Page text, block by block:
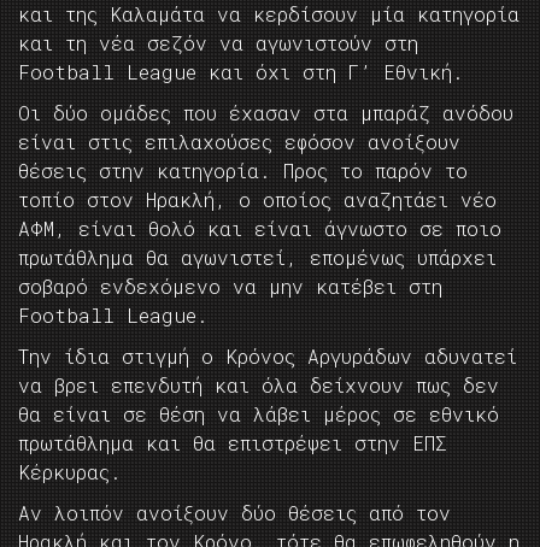
και της Καλαμάτα να κερδίσουν μία κατηγορία
και τη νέα σεζόν να αγωνιστούν στη
Football League και όχι στη Γ’ Εθνική.
Οι δύο ομάδες που έχασαν στα μπαράζ ανόδου
είναι στις επιλαχούσες εφόσον ανοίξουν
θέσεις στην κατηγορία. Προς το παρόν το
τοπίο στον Ηρακλή, ο οποίος αναζητάει νέο
ΑΦΜ, είναι θολό και είναι άγνωστο σε ποιο
πρωτάθλημα θα αγωνιστεί, επομένως υπάρχει
σοβαρό ενδεχόμενο να μην κατέβει στη
Football League.
Την ίδια στιγμή ο Κρόνος Αργυράδων αδυνατεί
να βρει επενδυτή και όλα δείχνουν πως δεν
θα είναι σε θέση να λάβει μέρος σε εθνικό
πρωτάθλημα και θα επιστρέψει στην ΕΠΣ
Κέρκυρας.
Αν λοιπόν ανοίξουν δύο θέσεις από τον
Ηρακλή και τον Κρόνο, τότε θα επωφεληθούν η